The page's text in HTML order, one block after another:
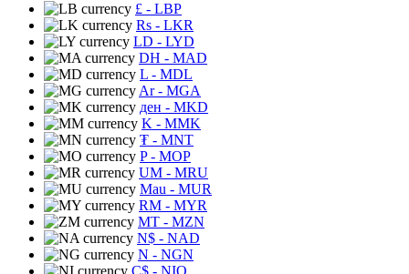
£ - LBP
Rs - LKR
LD - LYD
DH - MAD
L - MDL
Ar- MGA
ден - MKD
K - MMK
₮ - MNT
P- MOP
UM - MRU
Mau - MUR
RM - MYR
MT - MZN
N$ - NAD
N - NGN
C$ - NIO